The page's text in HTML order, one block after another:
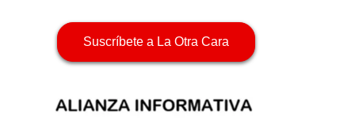
Suscríbete a La Otra Cara